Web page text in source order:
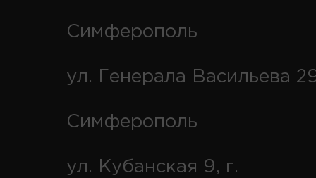
Симферополь
ул. Генерала Васильева
Симферополь
ул. Кубанская 9, г.